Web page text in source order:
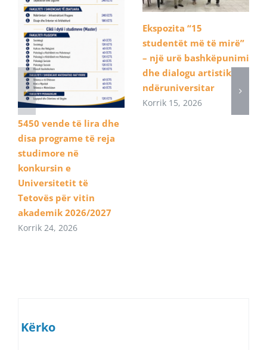
5450 vende të lira dhe
disa programe të reja
studimore në
konkursin e
Universitetit të
Tetovës për vitin
akademik 2026/2027
Korrik 24, 2026
Ekspozita “15
studentët më të mirë”
– një urë bashkëpunimi
dhe dialogu artistik
ndëruniversitar
Korrik 15, 2026
Kërko